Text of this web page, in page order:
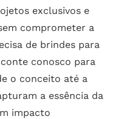
exclusivos e
comprometer a
de brindes para
conosco para
o conceito até a
a essência da
impacto